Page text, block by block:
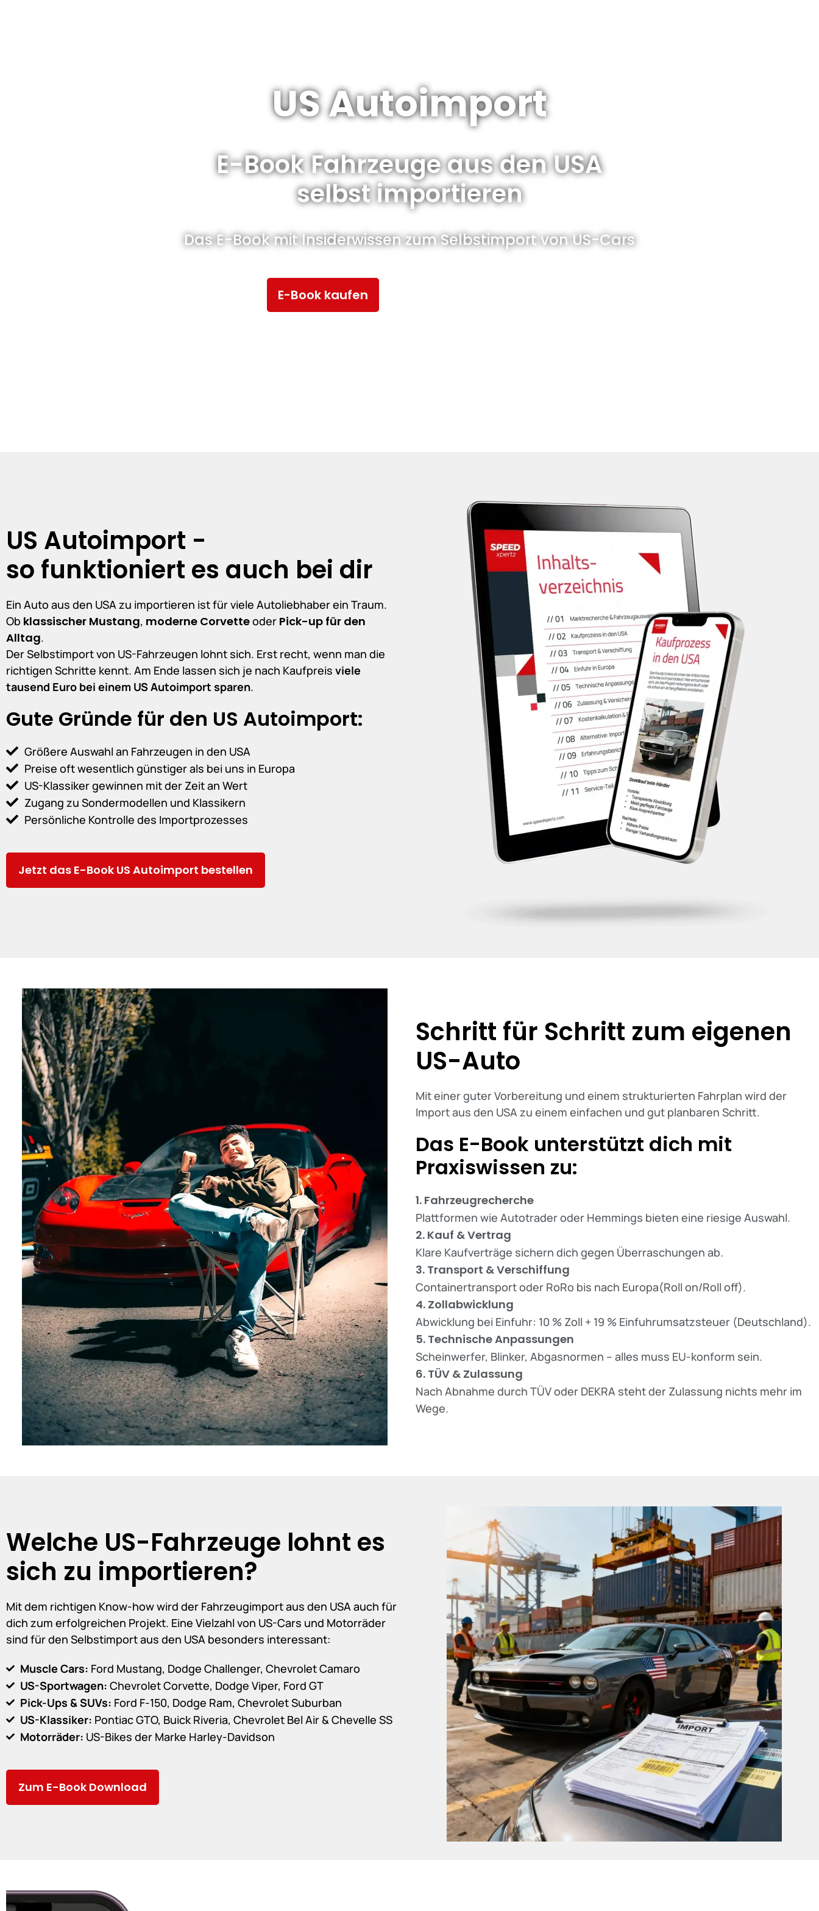
US Autoimport
E-Book Fahrzeuge aus den USA
selbst importieren
Das E-Book mit Insiderwissen zum Selbstimport von US-Cars
E-Book kaufen
US Autoimport -
so funktioniert es auch bei dir
Ein Auto aus den USA zu importieren ist für viele Autoliebhaber ein Traum.
Ob klassischer Mustang, moderne Corvetteoder Pick-up für den
Alltag.
Der Selbstimport von US-Fahrzeugen lohnt sich. Erst recht, wenn man die
richtigen Schritte kennt. Am Ende lassen sich je nach Kaufpreis viele
tausend Euro bei einem US Autoimport sparen.
Gute Gründe für den US Autoimport:
Größere Auswahl an Fahrzeugen in den USA
Preise oft wesentlich günstiger als bei uns in Europa
US-Klassiker gewinnen mit der Zeit an Wert
Zugang zu Sondermodellen und Klassikern
Persönliche Kontrolle des Importprozesses
Jetzt das E-Book US Autoimport bestellen
Schritt für Schritt zum eigenen
US-Auto
Mit einer guter Vorbereitung und einem strukturierten Fahrplan wird der
Import aus den USA zu einem einfachen und gut planbaren Schritt.
Das E-Book unterstützt dich mit
Praxiswissen zu:
1. Fahrzeugrecherche
Plattformen wie Autotrader oder Hemmings bieten eine riesige Auswahl.
2. Kauf & Vertrag
Klare Kaufverträge sichern dich gegen Überraschungen ab.
3. Transport & Verschiffung
Containertransport oder RoRo bis nach Europa(Roll on/Roll off).
4. Zollabwicklung
Abwicklung bei Einfuhr: 10 % Zoll + 19 % Einfuhrumsatzsteuer (Deutschland).
5. Technische Anpassungen
Scheinwerfer, Blinker, Abgasnormen – alles muss EU-konform sein.
6. TÜV & Zulassung
Nach Abnahme durch TÜV oder DEKRA steht der Zulassung nichts mehr im
Wege.
Welche US-Fahrzeuge lohnt es
sich zu importieren?
Mit dem richtigen Know-how wird der Fahrzeugimport aus den USA auch für
dich zum erfolgreichen Projekt. Eine Vielzahl von US-Cars und Motorräder
sind für den Selbstimport aus den USA besonders interessant:
Muscle Cars: Ford Mustang, Dodge Challenger, Chevrolet Camaro
US-Sportwagen: Chevrolet Corvette, Dodge Viper, Ford GT
Pick-Ups & SUVs: Ford F-150, Dodge Ram, Chevrolet Suburban
US-Klassiker: Pontiac GTO, Buick Riveria, Chevrolet Bel Air & Chevelle SS
Motorräder: US-Bikes der Marke Harley-Davidson
Zum E-Book Download